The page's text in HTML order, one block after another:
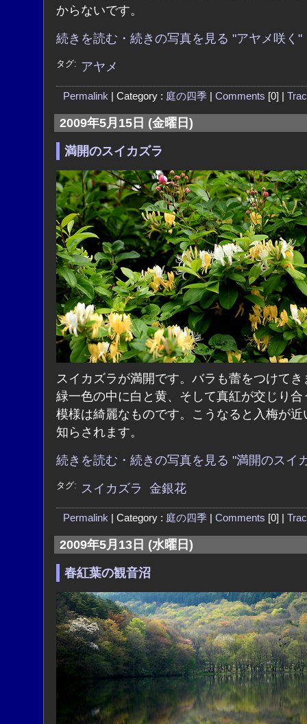
からないです。
続きを読む・続きの写真を見る "アヤメ咲く"
タグ: アヤメ
Permalink | Category : 庭の四季| Comments [0] |
2009年5月15日 (金曜日)
満開のスイカズラ
スイカズラが満開です。バラも蕾をつけてき
緑一色の中に白と黄、そして真紅が交じり合
模様は綺麗なものです。こうなると入梅が近
知らされます。
続きを読む・続きの写真を見る "満開のスイ
タグ: スイカズラ 金銀花
Permalink | Category : 庭の四季| Comments [0] |
2009年5月13日 (水曜日)
春紅葉の観音沼